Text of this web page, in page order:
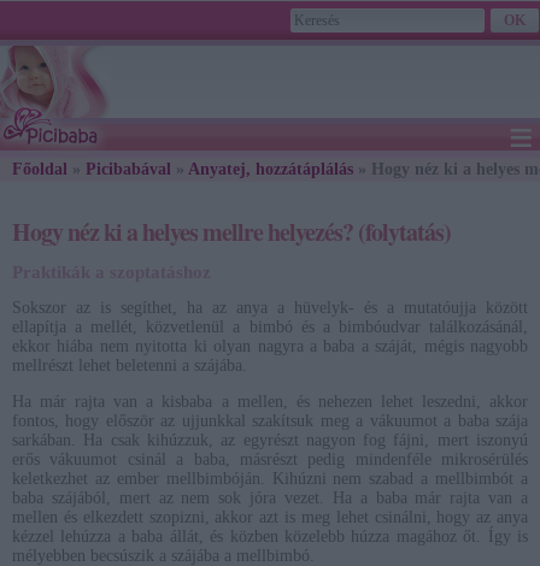
≡
Főoldal » Picibabával » Anyatej, hozzátáplálás » Hogy néz ki a helyes
2026. August 08., Saturday - László napja
Hogy néz ki a helyes mellre helyezés? (folytatás)
Sokszor az is segíthet, ha az anya a hüvelyk- és a mutatóujja között
ellapítja a mellét, közvetlenül a bimbó és a bimbóudvar találkozásánál,
ekkor hiába nem nyitotta ki olyan nagyra a baba a száját, mégis nagyobb
mellrészt lehet beletenni a szájába.
Ha már rajta van a kisbaba a mellen, és nehezen lehet leszedni, akkor
fontos, hogy először az ujjunkkal szakítsuk meg a vákuumot a baba szája
sarkában. Ha csak kihúzzuk, az egyrészt nagyon fog fájni, mert iszonyú
erős vákuumot csinál a baba, másrészt pedig mindenféle mikrosérülés
keletkezhet az ember mellbimbóján. Kihúzni nem szabad a mellbimbót a
baba szájából, mert az nem sok jóra vezet. Ha a baba már rajta van a
mellen és elkezdett szopizni, akkor azt is meg lehet csinálni, hogy az anya
kézzel lehúzza a baba állát, és közben közelebb húzza magához őt. Így is
mélyebben becsúszik a szájába a mellbimbó.